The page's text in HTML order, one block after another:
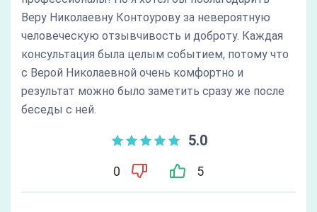
Веру Николаевну Контоурову за невероятную
человеческую отзывчивость и доброту. Каждая
консультация была целым событием, потому что
с Верой Николаевной очень комфортно и
результат можно было заметить сразу же после
беседы с ней.
5.0
0 5